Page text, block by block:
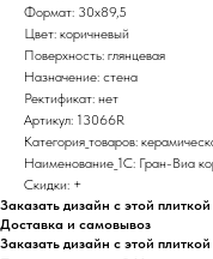
Формат: 30x89,5
Цвет: коричневый
Поверхность: глянцевая
Назначение: стена
Ректификат: нет
Артикул: 13066R
Категория_товаров:
Наименование_1С: Гран-Виа
Скидки: +
Заказать дизайн с этой плиткой
Доставка и самовывоз
Заказать дизайн с этой плиткой